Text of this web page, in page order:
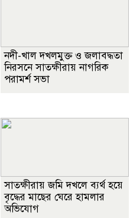
নদী-খাল দখলমুক্ত ও জলাবদ্ধতা
নিরসনে সাতক্ষীরায় নাগরিক
পরামর্শ সভা
সাতক্ষীরায় জমি দখলে ব্যর্থ হয়ে
বৃদ্ধের মাছের ঘেরে হামলার
অভিযোগ